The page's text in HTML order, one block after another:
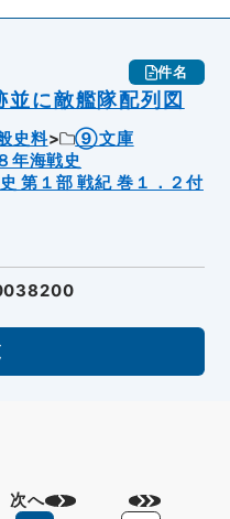
件名
に敵艦隊配列図
史料
⑨文庫
年海戦史
第１部 戦紀 巻１．２付
次へ